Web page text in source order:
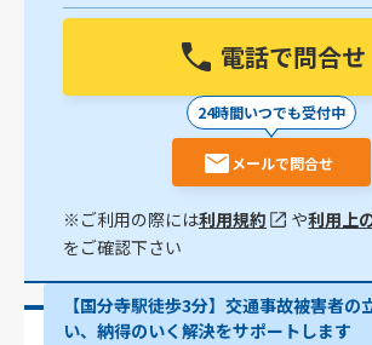
電話で問合せ
24時間いつでも受付中
メールで問合せ
※ご利用の際には利用規約 や利用上
をご確認下さい
【国分寺駅徒歩3分】交通事故被害者の
い、納得のいく解決をサポートします